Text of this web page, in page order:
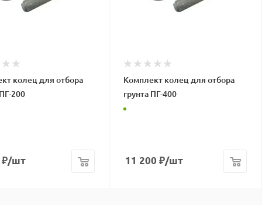
колец для отбора
200
₽/шт
Комплект колец для отбора
грунта ПГ-400
11 200 ₽/шт